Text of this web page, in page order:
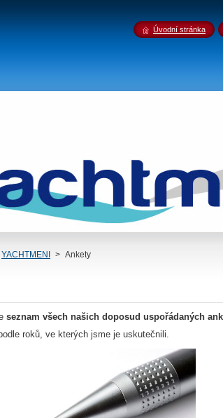
YACHTMENI > Ankety
seznam všech našich doposud uspořádaných
roků, ve kterých jsme je uskutečnili.
Úvodní stránka